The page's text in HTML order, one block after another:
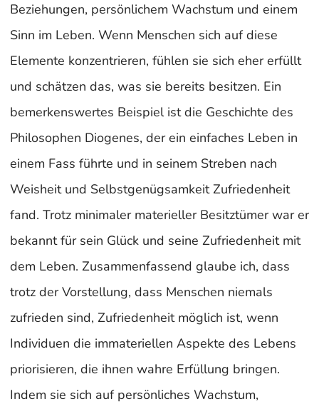
Beziehungen, persönlichem Wachstum und einem
Sinn im Leben. Wenn Menschen sich auf diese
Elemente konzentrieren, fühlen sie sich eher erfüllt
und schätzen das, was sie bereits besitzen. Ein
bemerkenswertes Beispiel ist die Geschichte des
Philosophen Diogenes, der ein einfaches Leben in
einem Fass führte und in seinem Streben nach
Weisheit und Selbstgenügsamkeit Zufriedenheit
fand. Trotz minimaler materieller Besitztümer war er
bekannt für sein Glück und seine Zufriedenheit mit
dem Leben. Zusammenfassend glaube ich, dass
trotz der Vorstellung, dass Menschen niemals
zufrieden sind, Zufriedenheit möglich ist, wenn
Individuen die immateriellen Aspekte des Lebens
priorisieren, die ihnen wahre Erfüllung bringen.
Indem sie sich auf persönliches Wachstum,